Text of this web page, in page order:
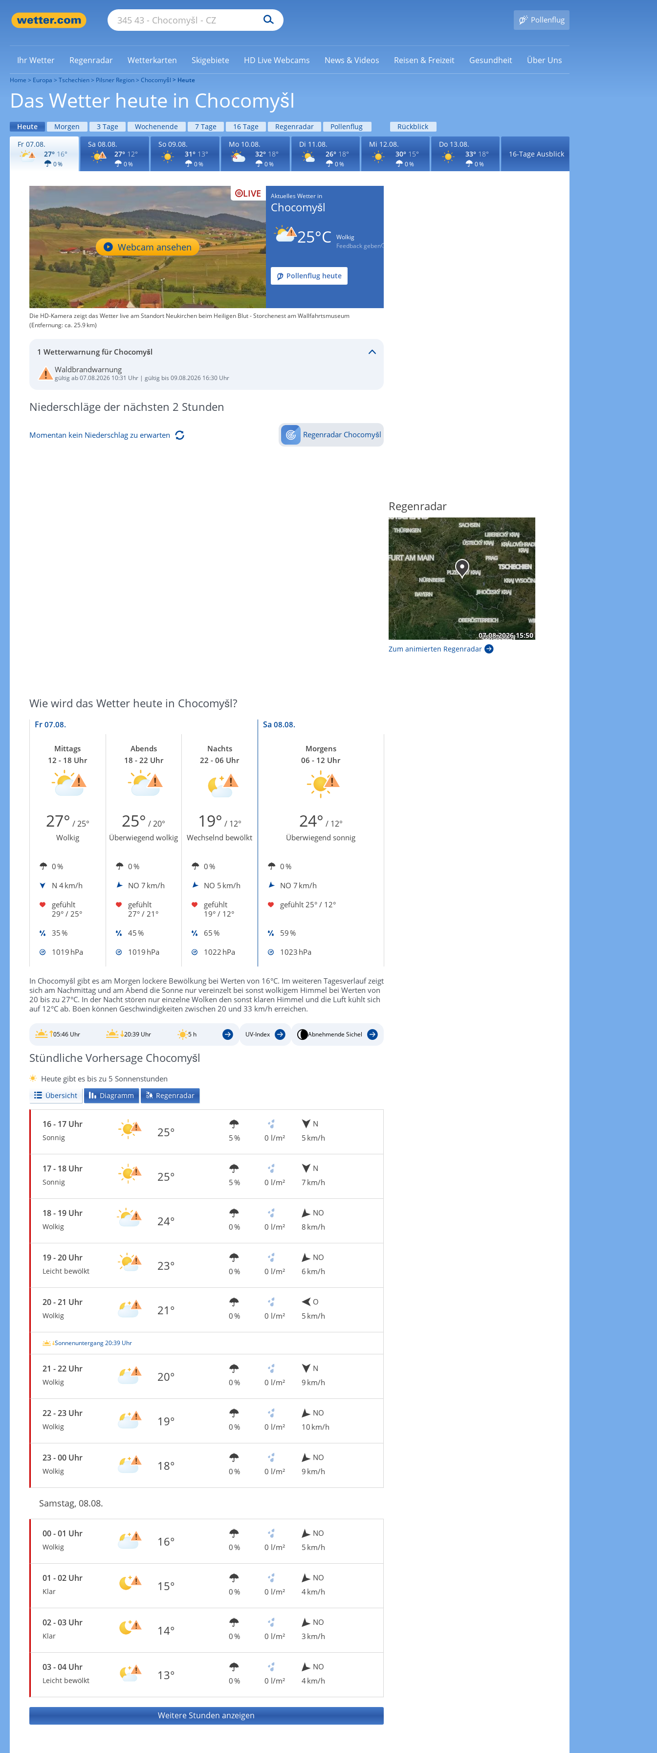
Pollenflug
Ihr Wetter Regenradar Wetterkarten Skigebiete HD Live Webcams News & Videos Reisen & Freizeit Gesundheit Über Uns
Home Europa Tschechien Pilsner Region Chocomyšl Heute
Das Wetter heute in Chocomyšl
Heute Morgen 3 Tage Wochenende 7 Tage 16 Tage Regenradar Pollenflug
Rückblick
Fr 07.08.
27° 16°
0 %
Sa 08.08.
27° 12°
0 %
So 09.08.
31° 13°
0 %
Mo 10.08.
32° 18°
0 %
Di 11.08.
26° 18°
0 %
Mi 12.08.
30° 15°
0 %
Do 13.08.
33° 18°
0 %
16-Tage Ausblick
LIVE
Webcam ansehen
Aktuelles Wetter in
Chocomyšl
25°C
Wolkig
Feedback geben
Pollenflug heute
Die HD-Kamera zeigt das Wetter live am Standort Neukirchen beim Heiligen Blut - Storchenest am Wallfahrtsmuseum
(Entfernung: ca. 25.9 km)
1 Wetterwarnung für Chocomyšl
Waldbrandwarnung
gültig ab 07.08.2026 10:31 Uhr | gültig bis 09.08.2026 16:30 Uhr
Niederschläge der nächsten 2 Stunden
Momentan kein Niederschlag zu erwarten Regenradar Chocomyšl
Wie wird das Wetter heute in Chocomyšl?
Fr 07.08. Sa 08.08.
Mittags
12 - 18 Uhr
Abends
18 - 22 Uhr
Nachts
22 - 06 Uhr
Morgens
06 - 12 Uhr
27° / 25° 25° / 20° 19° / 12° 24° / 12°
Wolkig Überwiegend wolkig Wechselnd bewölkt Überwiegend sonnig
0 % 0 % 0 %
0 %
N 4 km/h NO 7 km/h NO 5 km/h NO 7 km/h
gefühlt
29° / 25°
gefühlt
27° / 21°
gefühlt
19° / 12°
gefühlt 25° / 12°
35 % 45 % 65 %
59 %
1019 hPa
1019 hPa 1022 hPa 1023 hPa
In Chocomyšl gibt es am Morgen lockere Bewölkung bei Werten von 16°C. Im weiteren Tagesverlauf zeigt
sich am Nachmittag und am Abend die Sonne nur vereinzelt bei sonst wolkigem Himmel bei Werten von
20 bis zu 27°C. In der Nacht stören nur einzelne Wolken den sonst klaren Himmel und die Luft kühlt sich
auf 12°C ab. Böen können Geschwindigkeiten zwischen 20 und 33 km/h erreichen.
05:46 Uhr 20:39 Uhr 5 h UV-Index Abnehmende Sichel
Stündliche Vorhersage Chocomyšl
Heute gibt es bis zu 5 Sonnenstunden
Übersicht Diagramm Regenradar
16 - 17 Uhr
Sonnig 25° 5 % 0 l/m²
N
5 km/h
17 - 18 Uhr
Sonnig 25° 5 % 0 l/m²
N
7 km/h
18 - 19 Uhr
Wolkig 24° 0 % 0 l/m²
NO
8 km/h
19 - 20 Uhr
Leicht bewölkt 23° 0 % 0 l/m²
NO
6 km/h
20 - 21 Uhr
Wolkig 21° 0 % 0 l/m²
O
5 km/h
Sonnenuntergang 20:39 Uhr
21 - 22 Uhr
Wolkig 20° 0 % 0 l/m²
N
9 km/h
22 - 23 Uhr
Wolkig 19° 0 % 0 l/m²
NO
10 km/h
23 - 00 Uhr
Wolkig 18° 0 % 0 l/m²
NO
9 km/h
Samstag, 08.08.
00 - 01 Uhr
Wolkig 16° 0 % 0 l/m²
NO
5 km/h
01 - 02 Uhr
Klar 15° 0 % 0 l/m²
NO
4 km/h
02 - 03 Uhr
Klar 14° 0 % 0 l/m²
NO
3 km/h
03 - 04 Uhr
Leicht bewölkt 13° 0 % 0 l/m²
NO
4 km/h
Weitere Stunden anzeigen
Regenradar
Zum animierten Regenradar